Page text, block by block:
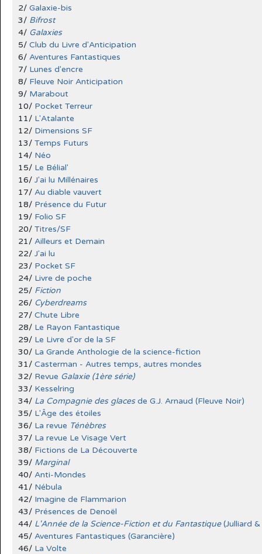
2/ Galaxie-bis
3/ Bifrost
4/ Galaxies
5/ Club du Livre d'Anticipation
6/ Aventures Fantastiques
7/ Lunes d'encre
8/ Fleuve Noir Anticipation
9/ Marabout
10/ Pocket Terreur
11/ L'Atalante
12/ Dimensions SF
13/ Temps Futurs
14/ Néo
15/ Le Bélial'
16/ J'ai lu Millénaires
17/ Au diable vauvert
18/ Présence du Futur
19/ Folio SF
20/ Titres/SF
21/ Ailleurs et Demain
22/ J'ai lu
23/ Pocket SF
24/ Livre de poche
25/ Fiction
26/ Cyberdreams
27/ Chute Libre
28/ Le Rayon Fantastique
29/ Le Livre d'or de la SF
30/ La Grande Anthologie de la science-fiction
31/ Casterman - Autres temps, autres mondes
32/ Revue Galaxie (1ère série)
33/ Kesselring
34/ La Compagnie des glacesde G.J. Arnaud (Fleuve Noir)
35/ L'Âge des étoiles
36/ La revue Ténèbres
37/ La revue Le Visage Vert
38/ Fictions de La Découverte
39/ Marginal
40/ Anti-Mondes
41/ Nébula
42/ Imagine de Flammarion
43/ Présences de Denoël
44/ L'Année de la Science-Fiction et du Fantastique(Julliard
45/ Aventures Fantastiques (Garancière)
46/ La Volte